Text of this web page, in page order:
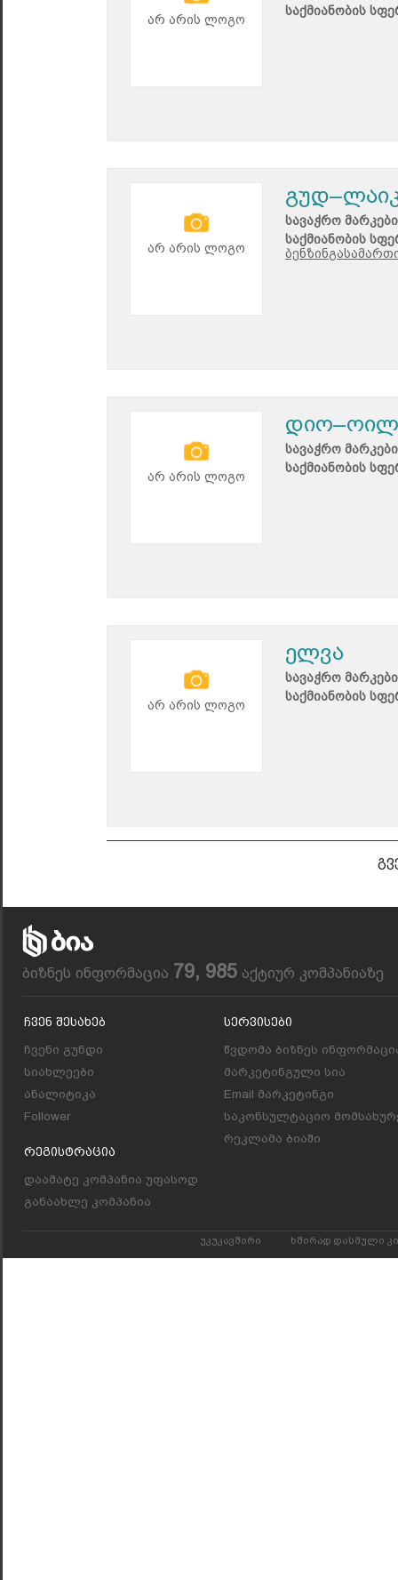
არ არის ლოგო
საქმიანობის
არ არის ლოგო
სავაჭრო
საქმიანობის
არ არის ლოგო
დიო–ოილ
სავაჭრო
საქმიანობის
არ არის ლოგო
ელვა
სავაჭრო
საქმიანობის
ბიზნეს ინფორმაცია 79, 985 აქტიურ კომპანიაზე
Ჩვენ Შესახებ
ჩვენი გუნდი
სიახლეები
ანალიტიკა
Follower
Რეგისტრაცია
დაამატე კომპანია უფასოდ
განაახლე კომპანია
Სერვისები
წვდომა ბიზნეს
მარკეტინგული სია
Email მარკეტინგი
საკონსულტაციო
რეკლამა ბიაში
უკუკავშირი ხშირად დასმული